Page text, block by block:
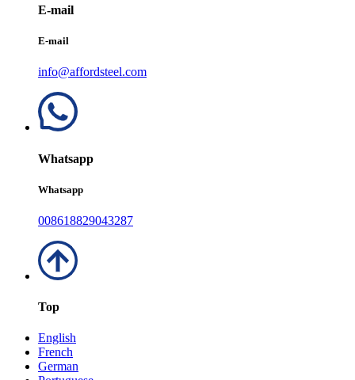
E-mail
E-mail
info@affordsteel.com
Whatsapp
Whatsapp
008618829043287
Top
English
French
German